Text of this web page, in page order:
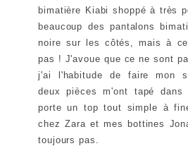
bimatière Kiabi shoppé à très
beaucoup des pantalons
noire sur les côtés, mais à
pas ! J'avoue que ce ne sont
j'ai l'habitude de faire mon
deux pièces m'ont tapé
porte un top tout simple à
chez Zara et mes bottines
toujours pas.